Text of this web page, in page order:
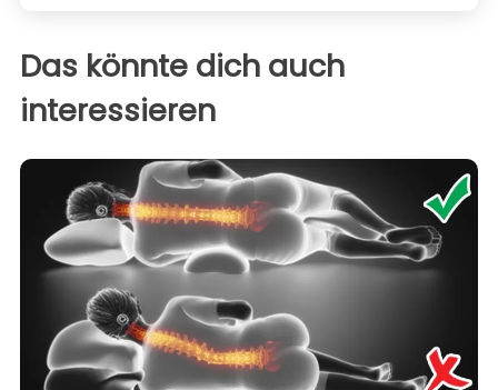
Das könnte dich auch
interessieren